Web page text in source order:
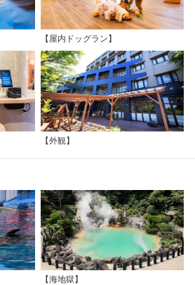
【屋内ドッグラン】
【外観】
【海地獄】